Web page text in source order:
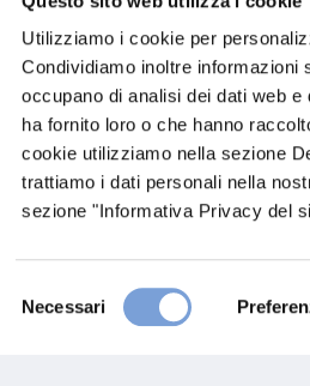
Utilizziamo i cookie per
Condividiamo inoltre
occupano di analisi dei dati web
ha fornito loro o che hanno
cookie utilizziamo nella sezione
trattiamo i dati personali nella
sezione "Informativa Privacy del
del
Necessari
Charbel